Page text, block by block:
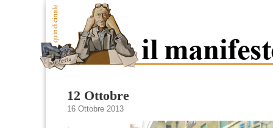
12 Ottobre
16 Ottobre 2013